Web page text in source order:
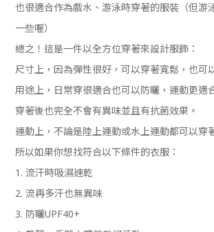
也很適合作為戲水、游泳時穿著的服裝（但游
一些喔）
總之！這是一件以全方位穿著來設計服飾：
尺寸上，因為彈性很好，可以穿著寬鬆，也可
用途上，日常穿很適合也可以防曬，運動更適
穿著後也完全不會有異味並且有抗菌效果。
運動上，不論是陸上運動或水上運動都可以穿
所以如果你想找符合以下條件的衣服：
1. 流汗時吸濕速乾
2. 流再多汗也無異味
3. 防曬UPF40+